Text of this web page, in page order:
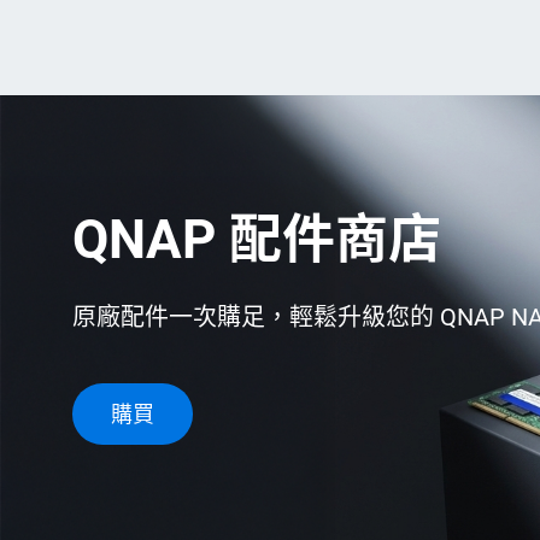
QNAP 配件商店
原廠配件一次購足，輕鬆升級您的 QNAP
購買